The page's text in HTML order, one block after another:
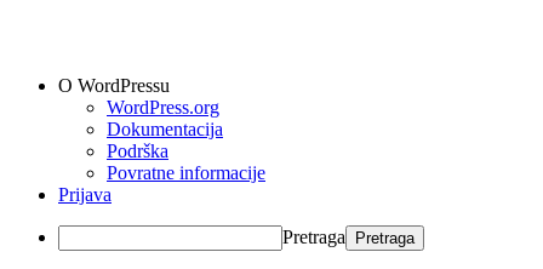
O WordPressu
WordPress.org
Dokumentacija
Podrška
Povratne informacije
Prijava
Pretraga